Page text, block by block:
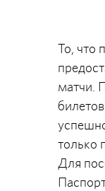
То, что
матчи.
только
Для